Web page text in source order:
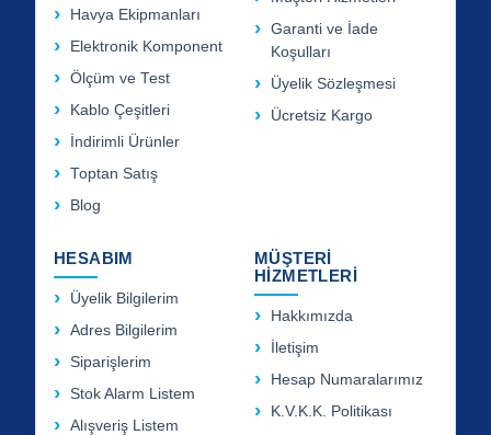
Havya Ekipmanları
Elektronik Komponent
Ölçüm ve Test
Kablo Çeşitleri
İndirimli Ürünler
Toptan Satış
Blog
Garanti ve İade
Koşulları
Üyelik Sözleşmesi
Ücretsiz Kargo
HESABIM
Üyelik Bilgilerim
Adres Bilgilerim
Siparişlerim
Stok Alarm Listem
Alışveriş Listem
MÜŞTERİ
HİZMETLERİ
Hakkımızda
İletişim
Hesap Numaralarımız
K.V.K.K. Politikası